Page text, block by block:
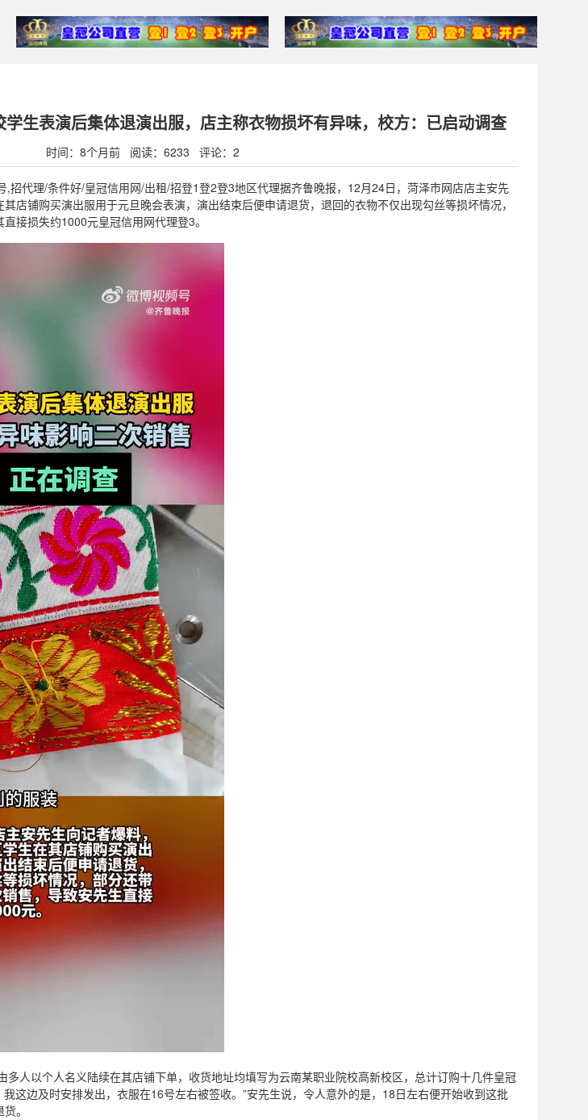
生表演后集体退演出服，店主称衣物损坏有异味，校方：已启动调查
时间：8个月前 阅读：6233 评论：2
代理/条件好/皇冠信用网/出租/招登1登2登3地区代理据齐鲁晚报，12月24日，菏泽市网店店主安先
店铺购买演出服用于元旦晚会表演，演出结束后便申请退货，退回的衣物不仅出现勾丝等损坏情况，
接损失约1000元皇冠信用网代理登3。
人以个人名义陆续在其店铺下单，收货地址均填写为云南某职业院校高新校区，总计订购十几件皇冠
这边及时安排发出，衣服在16号左右被签收。”安先生说，令人意外的是，18日左右便开始收到这批
。